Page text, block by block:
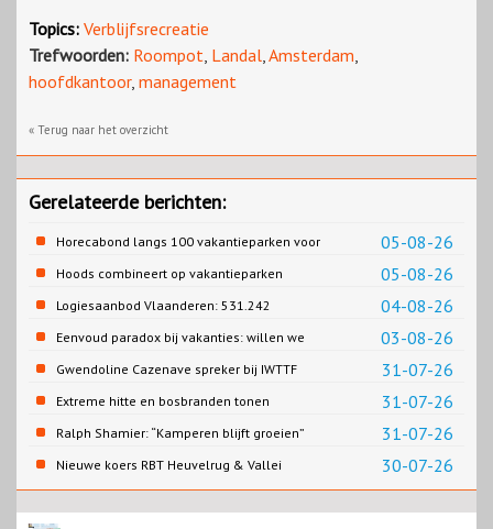
Topics: Verblijfsrecreatie
Trefwoorden: Roompot, Landal,Amsterdam,
hoofdkantoor, management
« Terug naar het overzicht
Gerelateerde berichten:
05-08-26
Horecabond langs 100 vakantieparken voor
Cao-recreatie
05-08-26
Hoods combineert op vakantieparken
recreatie en wonen
04-08-26
Logiesaanbod Vlaanderen: 531.242
slaapplaatsen
03-08-26
Eenvoud paradox bij vakanties: willen we
eenvoud of toch goed verzorgd?
31-07-26
Gwendoline Cazenave spreker bij IWTTF
congres in Utrecht
31-07-26
Extreme hitte en bosbranden tonen
noodzaak snellere verduurzaming
31-07-26
Ralph Shamier: “Kamperen blijft groeien”
30-07-26
Nieuwe koers RBT Heuvelrug & Vallei
zichtbaar in eerste resultaten 2026